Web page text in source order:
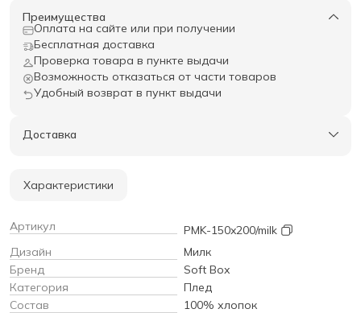
Преимущества
Оплата на сайте или при получении
Бесплатная доставка
Проверка товара в пункте выдачи
Возможность отказаться от части товаров
Удобный возврат в пункт выдачи
Доставка
Характеристики
Артикул
PMK-150x200/milk
Дизайн
Милк
Бренд
Soft Box
Категория
Плед
Состав
100% хлопок